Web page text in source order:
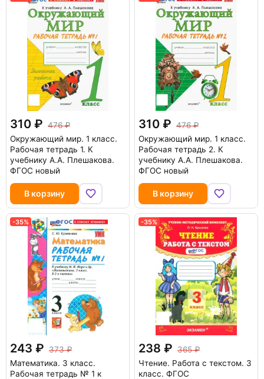
310
476
Окружающий мир. 1 класс.
Рабочая тетрадь 1. К
учебнику А.А. Плешакова.
ФГОС новый
В корзину
310
476
Окружающий мир. 1 класс.
Рабочая тетрадь 2. К
учебнику А.А. Плешакова.
ФГОС новый
В корзину
-35%
243
373
Математика. 3 класс.
Рабочая тетрадь № 1 к
-35%
238
365
Чтение. Работа с текстом. 3
класс. ФГОС